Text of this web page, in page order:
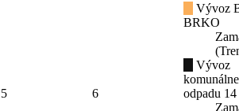
5 6
Vývoz
BRKO
Vývoz
odpadu